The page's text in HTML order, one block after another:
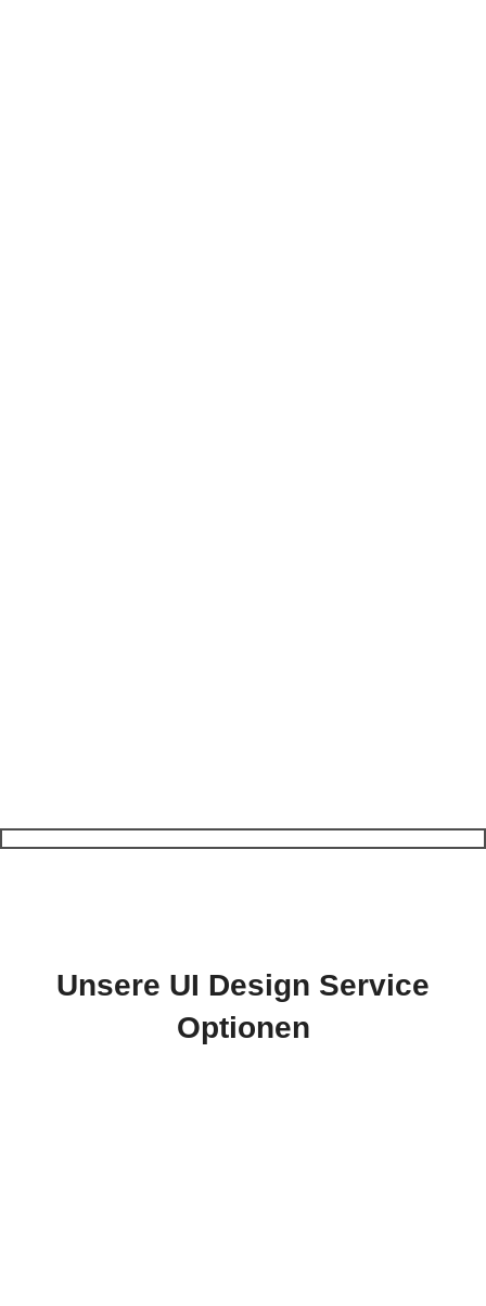
Unsere UI Design Service
Optionen